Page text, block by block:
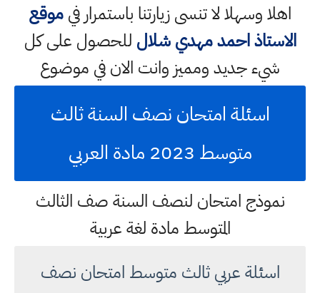
اهلا وسهلالا تنسى زيارتنا باستمرار فيموقع
الاستاذ احمد مهدي شلال للحصول على كل
شيء جديد ومميز وانت الان في موضوع
اسئلة امتحان نصف السنة ثالث
متوسط 2023 مادة العربي
نموذج امتحان لنصف السنة صف الثالث
المتوسط مادة لغة عربية
اسئلة عربي ثالث متوسط امتحان نصف